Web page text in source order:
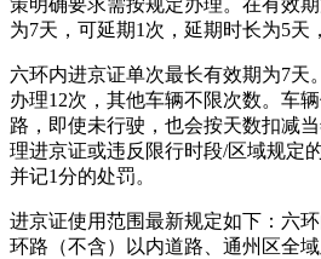
为7天，可延期1次，延期时长为5天
六环内进京证单次最长有效期为7天
办理12次，其他车辆不限次数。车
路，即使未行驶，也会按天数扣减
理进京证或违反限行时段/区域规定
并记1分的处罚。
进京证使用范围最新规定如下：六
环路（不含）以内道路、通州区全